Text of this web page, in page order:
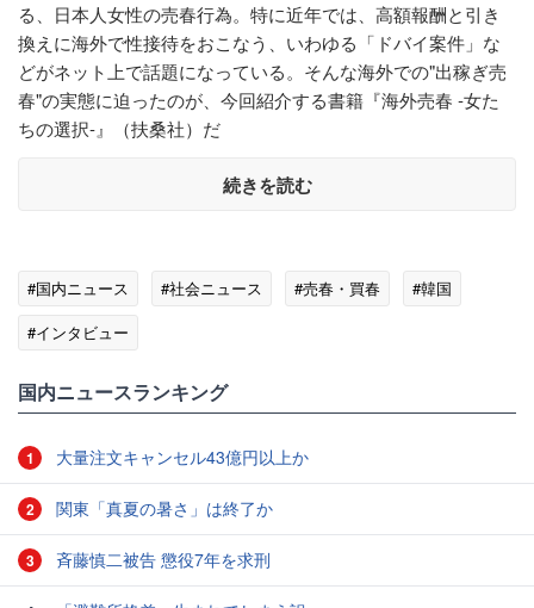
る、日本人女性の売春行為。特に近年では、高額報酬と引き
換えに海外で性接待をおこなう、いわゆる「ドバイ案件」な
どがネット上で話題になっている。そんな海外での"出稼ぎ売
春"の実態に迫ったのが、今回紹介する書籍『海外売春 ‐女た
ちの選択‐』（扶桑社）だ
続きを読む
#国内ニュース #社会ニュース #売春・買春
#韓国
#インタビュー
国内ニュースランキング
1 大量注文キャンセル43億円以上か
2 関東「真夏の暑さ」は終了か
3 斉藤慎二被告 懲役7年を求刑